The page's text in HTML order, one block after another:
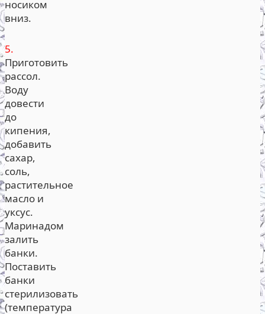
носиком
вниз.
5.
Приготовить
рассол.
Воду
довести
до
кипения,
добавить
сахар,
соль,
растительное
масло и
уксус.
Маринадом
залить
банки.
Поставить
банки
стерилизовать
(температура